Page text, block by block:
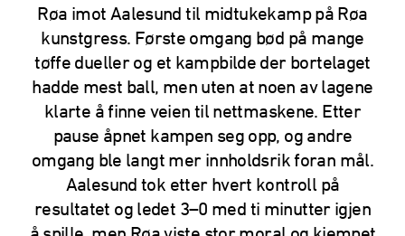
Røa imot Aalesund til midtukekamp på Røa
kunstgress. Første omgang bød på mange
tøffe dueller og et kampbilde der bortelaget
hadde mest ball, men uten at noen av lagene
klarte å finne veien til nettmaskene. Etter
pause åpnet kampen seg opp, og andre
omgang ble langt mer innholdsrik foran mål.
Aalesund tok etter hvert kontroll på
resultatet og ledet 3–0 med ti minutter igjen